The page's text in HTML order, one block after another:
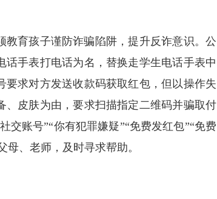
育孩子谨防诈骗陷阱，提升反诈意识。公
手表打电话为名，替换走学生电话手表中
求对方发送收款码获取红包，但以操作失
皮肤为由，要求扫描指定二维码并骗取付
账号”“你有犯罪嫌疑”“免费发红包”“免费
、老师，及时寻求帮助。